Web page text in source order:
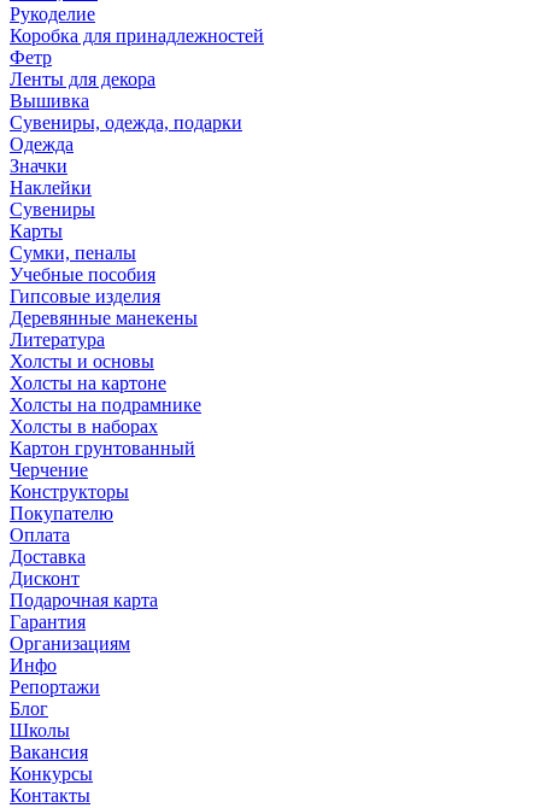
Рукоделие
Коробка для принадлежностей
Фетр
Ленты для декора
Вышивка
Сувениры, одежда, подарки
Одежда
Значки
Наклейки
Сувениры
Карты
Сумки, пеналы
Учебные пособия
Гипсовые изделия
Деревянные манекены
Литература
Холсты и основы
Холсты на картоне
Холсты на подрамнике
Холсты в наборах
Картон грунтованный
Черчение
Конструкторы
Покупателю
Оплата
Доставка
Дисконт
Подарочная карта
Гарантия
Организациям
Инфо
Репортажи
Блог
Школы
Вакансия
Конкурсы
Контакты